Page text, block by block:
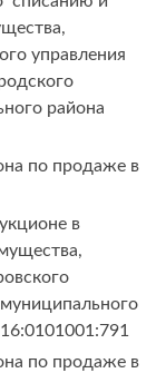
управления
района
по продаже в
в
по продаже в